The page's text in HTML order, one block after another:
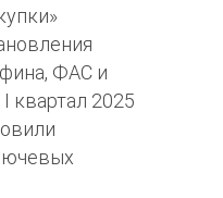
ФАС и
квартал 2025